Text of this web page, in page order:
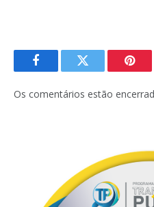
FacebookTwitter
Os comentários estão